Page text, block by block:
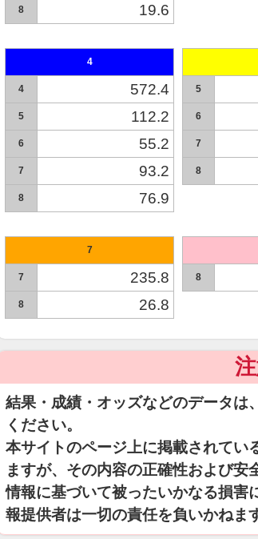
8 19.6
4
4 572.4
5 112.2
6 55.2
7 93.2
8 76.9
5
6
7
8
7
7 235.8
8 26.8
8
結果・成績・オッズなどのデータは
ください。
本サイトのページ上に掲載されてい
ますが、その内容の正確性および
情報に基づいて被ったいかなる損害
報提供者は一切の責任を負いかねま